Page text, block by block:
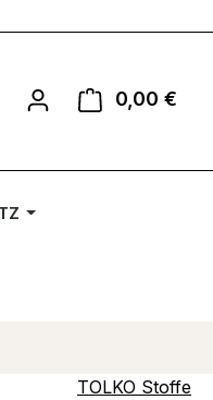
hast 0 Produkte auf
0,00 €
TOLKO Stoffe